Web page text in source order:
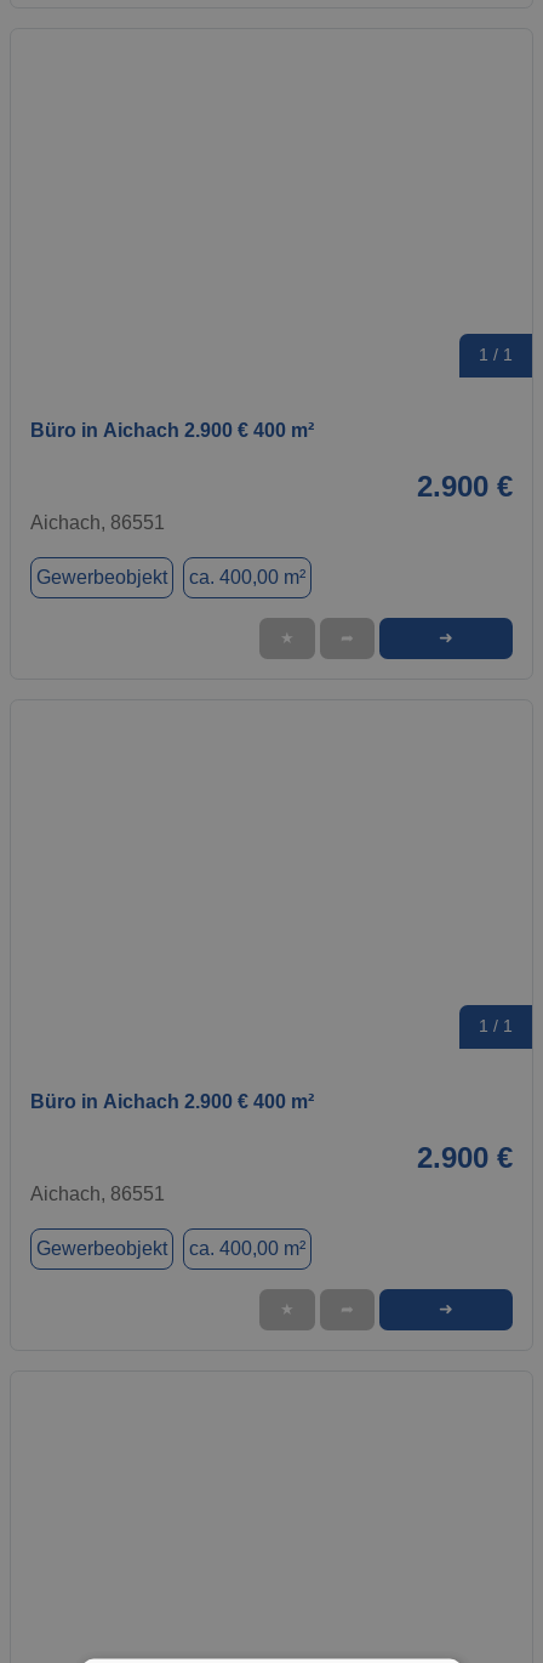
1 / 1
Büro in Aichach 2.900 € 400 m²
2.900 €
Aichach, 86551
Gewerbeobjekt ca. 400,00 m²
★ ➦ ➜
1 / 1
Büro in Aichach 2.900 € 400 m²
2.900 €
Aichach, 86551
Gewerbeobjekt ca. 400,00 m²
★ ➦ ➜